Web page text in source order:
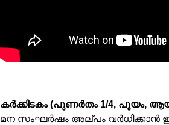
കര്‍ക്കിടകം (പുണര്‍തം 1/4, പൂയം,
മന സംഘര്‍ഷം അല്പം വര്‍ധിക്കാന്‍